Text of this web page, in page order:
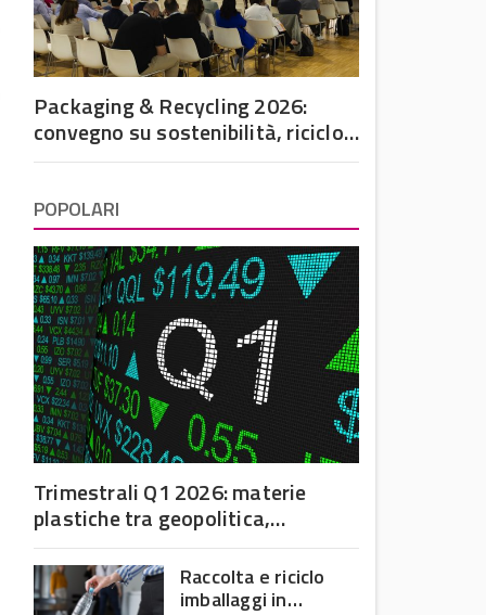
Packaging & Recycling 2026:
convegno su sostenibilità, riciclo
e futuro dell’imballaggio in
POPOLARI
Trimestrali Q1 2026: materie
plastiche tra geopolitica,
domanda debole e corsa
all’efficienza Raccolta e riciclo
imballaggi in